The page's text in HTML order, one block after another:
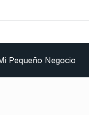
Pequeño Negocio